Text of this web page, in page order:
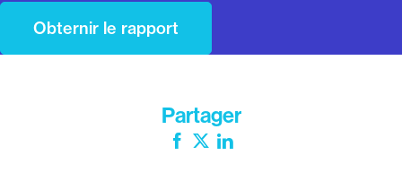
Partager
Facebook
Twitter